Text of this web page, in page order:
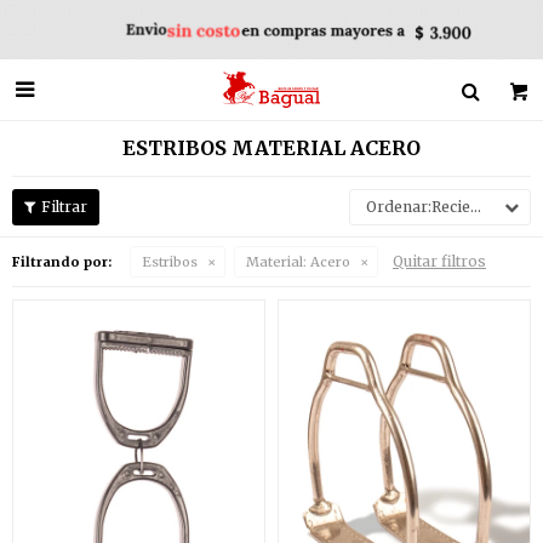

ESTRIBOS MATERIAL ACERO
Recientes
Filtrando por: Estribos Material: Acero Quitar filtros